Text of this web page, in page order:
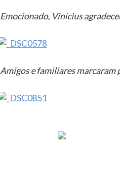
Emocionado, Vinícius
Amigos e familiares marcaram